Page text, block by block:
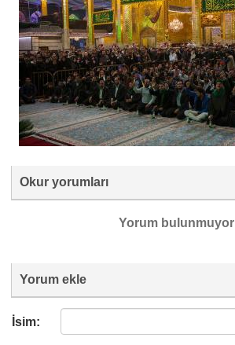
Okur yorumları
Yorum bulunmuyor
Yorum ekle
İsim: